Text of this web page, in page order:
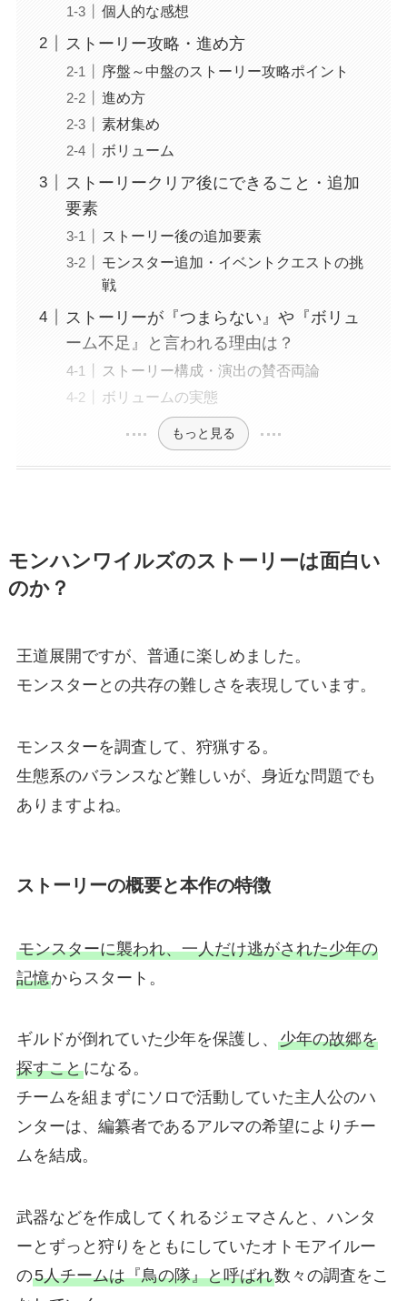
個人的な感想
ストーリー攻略・進め方
序盤～中盤のストーリー攻略ポイント
進め方
素材集め
ボリューム
ストーリークリア後にできること・追加
要素
ストーリー後の追加要素
モンスター追加・イベントクエストの挑
戦
ストーリーが『つまらない』や『ボリュ
ーム不足』と言われる理由は？
ストーリー構成・演出の賛否両論
ボリュームの実態
もっと見る
モンハンワイルズのストーリーは面白い
のか？
王道展開ですが、普通に楽しめました。
モンスターとの共存の難しさを表現しています。
モンスターを調査して、狩猟する。
生態系のバランスなど難しいが、身近な問題でも
ありますよね。
ストーリーの概要と本作の特徴
モンスターに襲われ、一人だけ逃がされた少年の
記憶からスタート。
ギルドが倒れていた少年を保護し、 少年の故郷を
探すことになる。
チームを組まずにソロで活動していた主人公のハ
ンターは、編纂者であるアルマの希望によりチー
ムを結成。
武器などを作成してくれるジェマさんと、ハンタ
ーとずっと狩りをともにしていたオトモアイルー
の5人チームは『鳥の隊』と呼ばれ数々の調査をこ